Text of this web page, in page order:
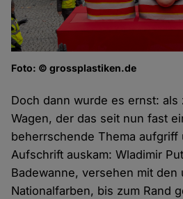
Foto: © grossplastiken.de
Doch dann wurde es ernst:
Wagen, der das seit nun fast
beherrschende Thema aufgriff
Aufschrift auskam: Wladimir
Badewanne, versehen mit den
Nationalfarben, bis zum Rand